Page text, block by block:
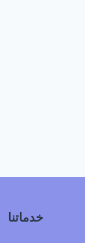
خدماتنا